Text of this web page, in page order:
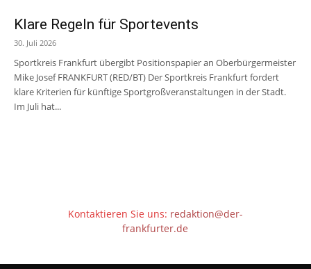
Klare Regeln für Sportevents
30. Juli 2026
Sportkreis Frankfurt übergibt Positionspapier an Oberbürgermeister
Mike Josef FRANKFURT (RED/BT) Der Sportkreis Frankfurt fordert
klare Kriterien für künftige Sportgroßveranstaltungen in der Stadt.
Im Juli hat...
Kontaktieren Sie uns: redaktion@der-
frankfurter.de